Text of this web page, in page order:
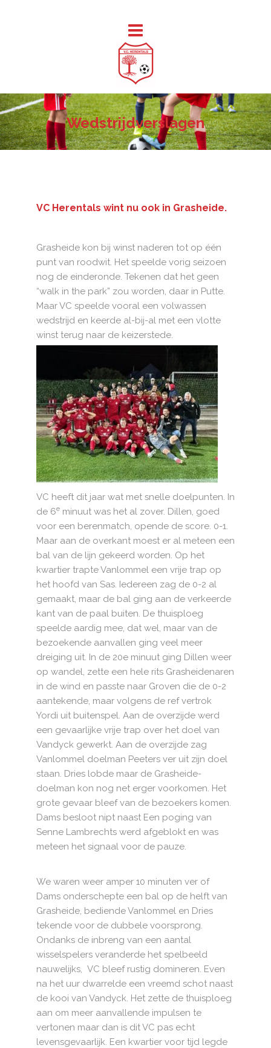
Wedstrijdverslagen
VC Herentals wint nu ook in Grasheide.
Grasheide kon bij winst naderen tot op één
punt van roodwit. Het speelde vorig seizoen
nog de einderonde. Tekenen dat het geen
“walk in the park” zou worden, daar in Putte.
Maar VC speelde vooral een volwassen
wedstrijd en keerde al-bij-al met een vlotte
winst terug naar de keizerstede.
VC heeft dit jaar wat met snelle doelpunten. In
de 6e minuut was het al zover. Dillen, goed
voor een berenmatch, opende de score. 0-1.
Maar aan de overkant moest er al meteen een
bal van de lijn gekeerd worden. Op het
kwartier trapte Vanlommel een vrije trap op
het hoofd van Sas. Iedereen zag de 0-2 al
gemaakt, maar de bal ging aan de verkeerde
kant van de paal buiten. De thuisploeg
speelde aardig mee, dat wel, maar van de
bezoekende aanvallen ging veel meer
dreiging uit. In de 20e minuut ging Dillen weer
op wandel, zette een hele rits Grasheidenaren
in de wind en passte naar Groven die de 0-2
aantekende, maar volgens de ref vertrok
Yordi uit buitenspel. Aan de overzijde werd
een gevaarlijke vrije trap over het doel van
Vandyck gewerkt. Aan de overzijde zag
Vanlommel doelman Peeters ver uit zijn doel
staan. Dries lobde maar de Grasheide-
doelman kon nog net erger voorkomen. Het
grote gevaar bleef van de bezoekers komen.
Dams besloot nipt naast Een poging van
Senne Lambrechts werd afgeblokt en was
meteen het signaal voor de pauze.
We waren weer amper 10 minuten ver of
Dams onderschepte een bal op de helft van
Grasheide, bediende Vanlommel en Dries
tekende voor de dubbele voorsprong.
Ondanks de inbreng van een aantal
wisselspelers veranderde het spelbeeld
nauwelijks, VC bleef rustig domineren. Even
na het uur dwarrelde een vreemd schot naast
de kooi van Vandyck. Het zette de thuisploeg
aan om meer aanvallende impulsen te
vertonen maar dan is dit VC pas echt
levensgevaarlijk. Een kwartier voor tijd legde